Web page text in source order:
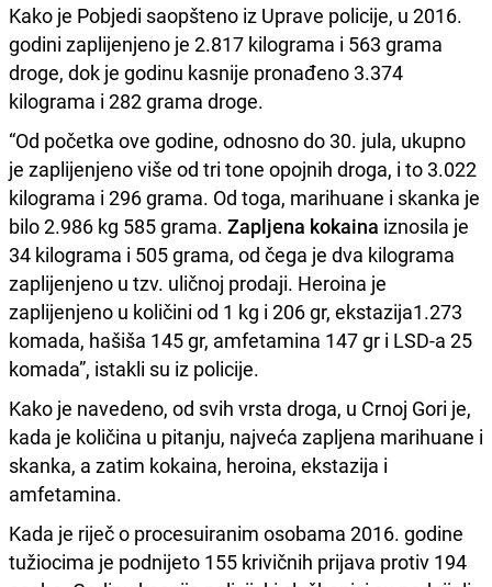
Kako je Pobjedi saopšteno iz Uprave policije, u 2016.
godini zaplijenjeno je 2.817 kilograma i 563 grama
droge, dok je godinu kasnije pronađeno 3.374
kilograma i 282 grama droge.
“Od početka ove godine, odnosno do 30. jula, ukupno
je zaplijenjeno više od tri tone opojnih droga, i to 3.022
kilograma i 296 grama. Od toga, marihuane i skanka je
bilo 2.986 kg 585 grama. Zapljena kokaina iznosila je
34 kilograma i 505 grama, od čega je dva kilograma
zaplijenjeno u tzv. uličnoj prodaji. Heroina je
zaplijenjeno u količini od 1 kg i 206 gr, ekstazija1.273
komada, hašiša 145 gr, amfetamina 147 gr i LSD-a 25
komada”, istakli su iz policije.
Kako je navedeno, od svih vrsta droga, u Crnoj Gori je,
kada je količina u pitanju, najveća zapljena marihuane i
skanka, a zatim kokaina, heroina, ekstazija i
amfetamina.
Kada je riječ o procesuiranim osobama 2016. godine
tužiocima je podnijeto 155 krivičnih prijava protiv 194